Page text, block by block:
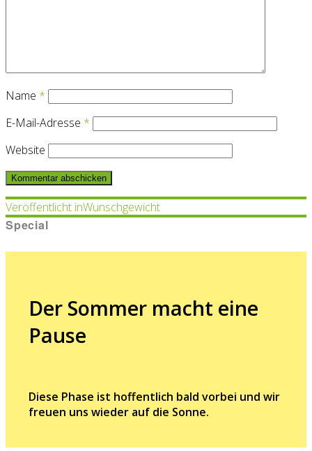
Name *
E-Mail-Adresse *
Website
Beitragsnavigation
Veröffentlicht inWunschgewicht
Special
Der Sommer macht eine
Pause
Diese Phase ist hoffentlich bald vorbei und wir
freuen uns wieder auf die Sonne.